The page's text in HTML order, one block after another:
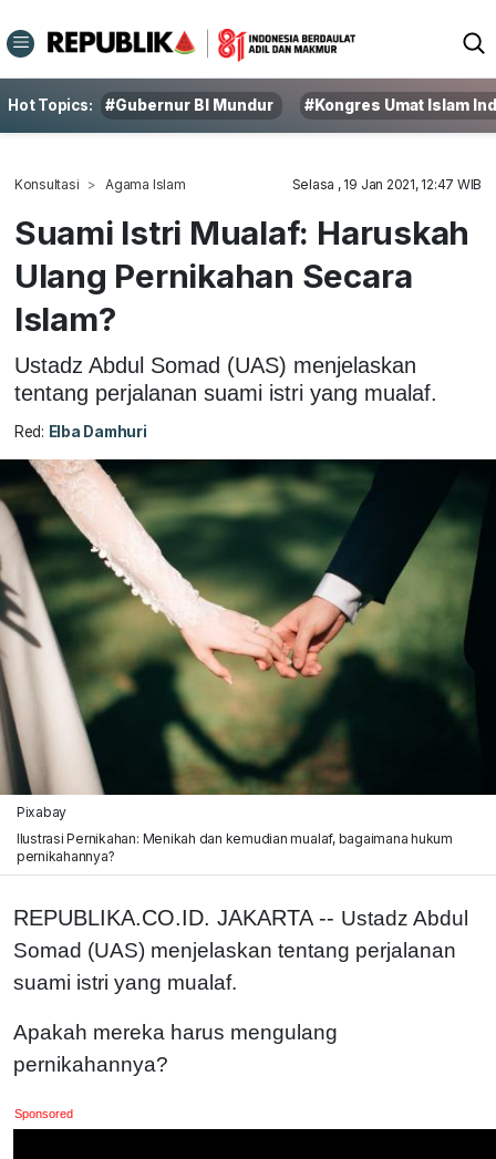
Hot Topics: #Gubernur BI Mundur #Kongres Umat Islam
Konsultasi Agama Islam Selasa , 19 Jan 2021, 12:47 WIB
Suami Istri Mualaf: Haruskah
Ulang Pernikahan Secara
Islam?
Ustadz Abdul Somad (UAS) menjelaskan
tentang perjalanan suami istri yang mualaf.
Red: Elba Damhuri
Pixabay
Ilustrasi Pernikahan: Menikah dan kemudian mualaf, bagaimana hukum
pernikahannya?
REPUBLIKA.CO.ID. JAKARTA -- Ustadz Abdul
Somad (UAS) menjelaskan tentang perjalanan
suami istri yang mualaf.
Apakah mereka harus mengulang
pernikahannya?
Sponsored